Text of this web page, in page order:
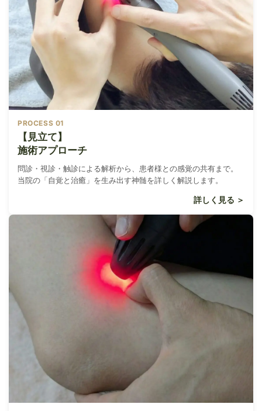
PROCESS 01
【見立て】
施術アプローチ
問診・視診・触診による解析から、患者様との感覚の共有まで。
当院の「自覚と治癒」を生み出す神髄を詳しく解説します。
詳しく見る ＞